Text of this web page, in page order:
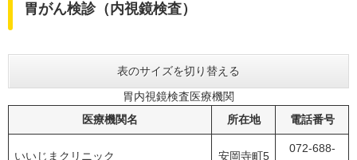
胃がん検診（内視鏡検査）
表のサイズを切り替える
胃内視鏡検査医療機関
医療機関名
所在地 電話番号
いいじまクリニック 安岡寺町5
072-688-